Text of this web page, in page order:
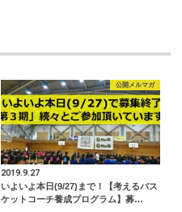
公開メルマガ
2019.9.27
いよいよ本日(9/27)まで！【考えるバス
ケットコーチ養成プログラム】募…